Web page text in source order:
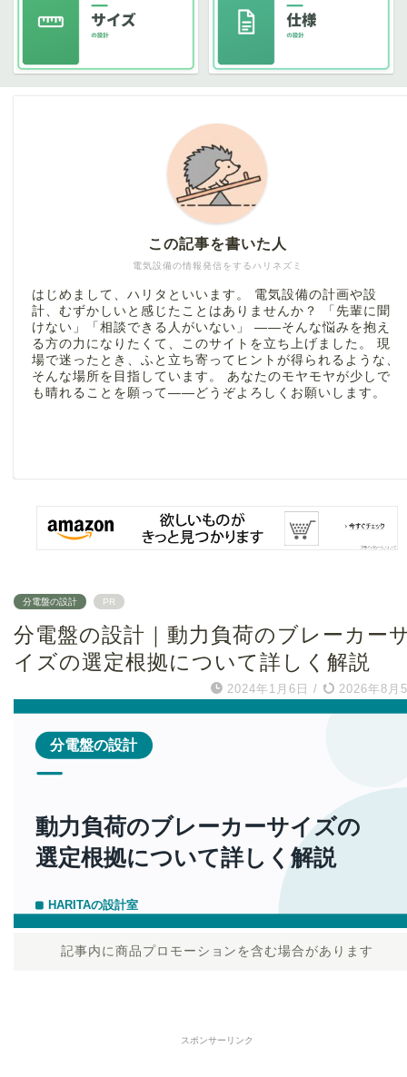
電気設備の情報発信をするハリネズミ
この記事を書いた人
はじめまして、ハリタといいます。 電気設備の計画や設
計、むずかしいと感じたことはありませんか？ 「先輩に聞
けない」「相談できる人がいない」 ――そんな悩みを抱え
る方の力になりたくて、このサイトを立ち上げました。 現
場で迷ったとき、ふと立ち寄ってヒントが得られるような、
そんな場所を目指しています。 あなたのモヤモヤが少しで
も晴れることを願って――どうぞよろしくお願いします。
分電盤の設計 PR
分電盤の設計｜動力負荷のブレーカー
イズの選定根拠について詳しく解説
2024年1月6日 / 2026年8月
記事内に商品プロモーションを含む場合があります
スポンサーリンク